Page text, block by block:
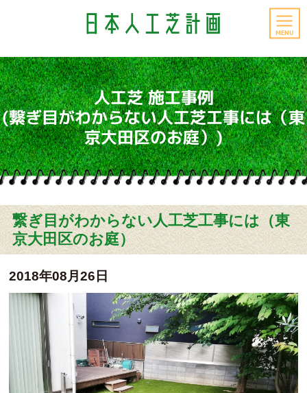
MENU
人工芝 施工事例
(繋ぎ目がわからない人工芝工事には（東
京大田区のお庭）)
繋ぎ目がわからない人工芝工事には（東
京大田区のお庭）
2018年08月26日